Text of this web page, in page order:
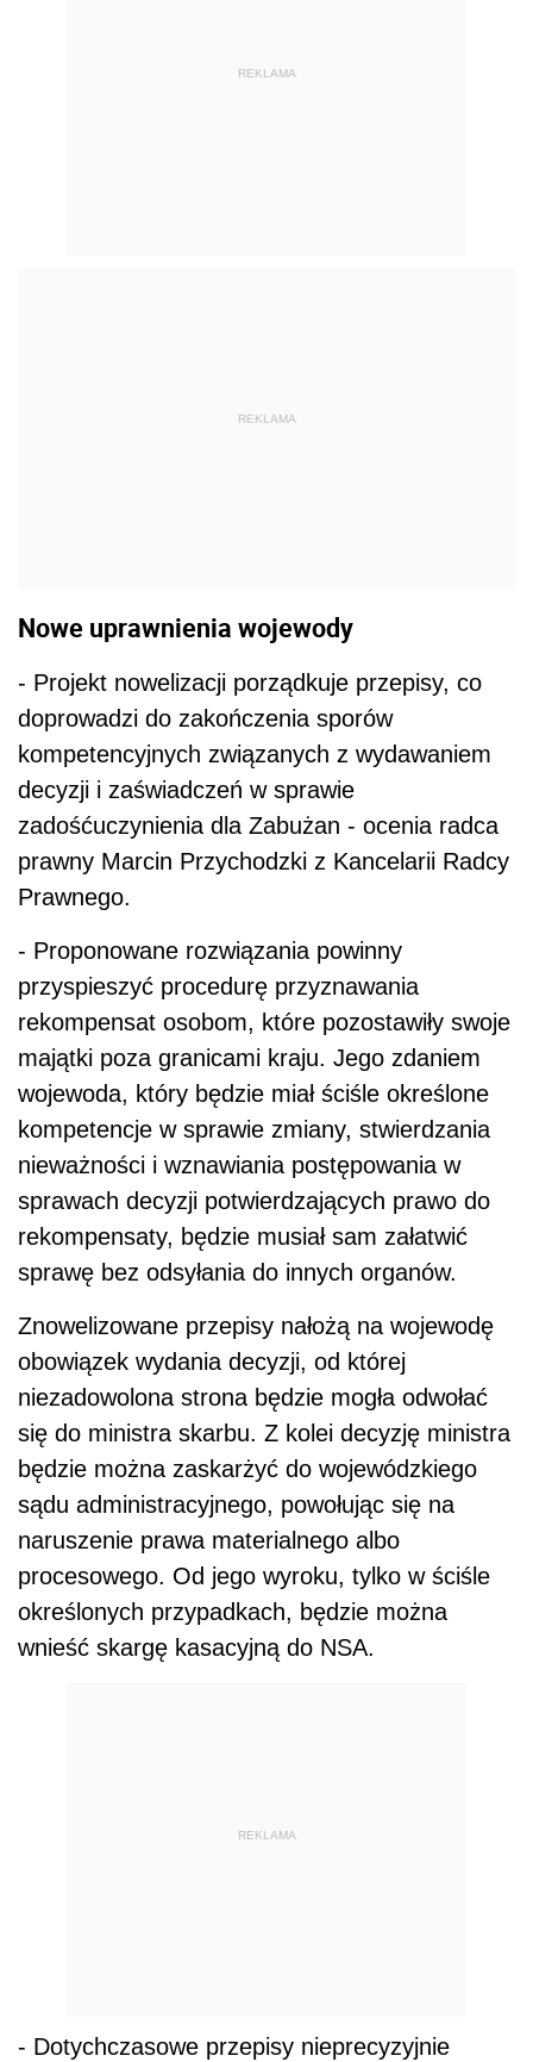
REKLAMA
REKLAMA
Nowe uprawnienia wojewody
- Projekt nowelizacji porządkuje przepisy, co
doprowadzi do zakończenia sporów
kompetencyjnych związanych z wydawaniem
decyzji i zaświadczeń w sprawie
zadośćuczynienia dla Zabużan - ocenia radca
prawny Marcin Przychodzki z Kancelarii Radcy
Prawnego.
- Proponowane rozwiązania powinny
przyspieszyć procedurę przyznawania
rekompensat osobom, które pozostawiły swoje
majątki poza granicami kraju. Jego zdaniem
wojewoda, który będzie miał ściśle określone
kompetencje w sprawie zmiany, stwierdzania
nieważności i wznawiania postępowania w
sprawach decyzji potwierdzających prawo do
rekompensaty, będzie musiał sam załatwić
sprawę bez odsyłania do innych organów.
Znowelizowane przepisy nałożą na wojewodę
obowiązek wydania decyzji, od której
niezadowolona strona będzie mogła odwołać
się do ministra skarbu. Z kolei decyzję ministra
będzie można zaskarżyć do wojewódzkiego
sądu administracyjnego, powołując się na
naruszenie prawa materialnego albo
procesowego. Od jego wyroku, tylko w ściśle
określonych przypadkach, będzie można
wnieść skargę kasacyjną do NSA.
REKLAMA
- Dotychczasowe przepisy nieprecyzyjnie